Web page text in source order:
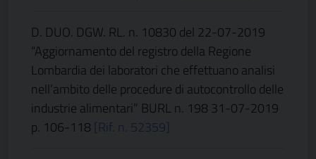
D. DUO. DGW. RL. n. 10830 del 22-07-2019
“Aggiornamento del registro della Regione
Lombardia dei laboratori che effettuano analisi
nell’ambito delle procedure di autocontrollo delle
industrie alimentari” BURL n. 198 31-07-2019
p. 106-118 [Rif. n. 52359]